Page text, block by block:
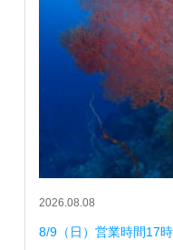
2026.08.08
8/9（日）営業時間17